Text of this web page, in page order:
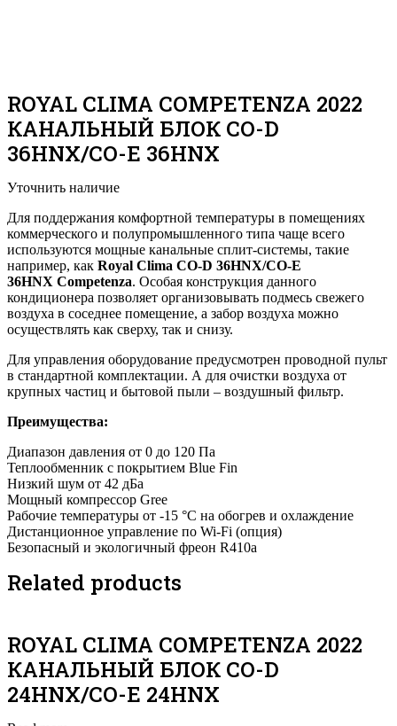
ROYAL CLIMA COMPETENZA 2022
КАНАЛЬНЫЙ БЛОК CO-D
36HNX/CO-E 36HNX
Уточнить наличие
Для поддержания комфортной температуры в помещениях
коммерческого и полупромышленного типа чаще всего
используются мощные канальные сплит-системы, такие
например, как Royal Clima CO-D 36HNX/CO-E
36HNX Competenza. Особая конструкция данного
кондиционера позволяет организовывать подмесь свежего
воздуха в соседнее помещение, а забор воздуха можно
осуществлять как сверху, так и снизу.
Для управления оборудование предусмотрен проводной пульт
в стандартной комплектации. А для очистки воздуха от
крупных частиц и бытовой пыли – воздушный фильтр.
Преимущества:
Диапазон давления от 0 до 120 Па
Теплообменник с покрытием Blue Fin
Низкий шум от 42 дБа
Мощный компрессор Gree
Рабочие температуры от -15 °С на обогрев и охлаждение
Дистанционное управление по Wi-Fi (опция)
Безопасный и экологичный фреон R410a
Related products
ROYAL CLIMA COMPETENZA 2022
КАНАЛЬНЫЙ БЛОК CO-D
24HNX/CO-E 24HNX